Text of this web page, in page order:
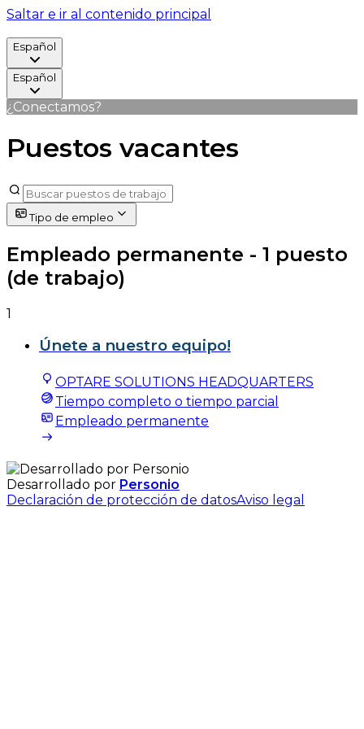
Saltar e ir al contenido principal
Español
Español
¿Conectamos?
Puestos vacantes
Tipo de empleo
Empleado permanente - 1 puesto
(de trabajo)
1
Únete a nuestro equipo!
OPTARE SOLUTIONS HEADQUARTERS
Tiempo completo o tiempo parcial
Empleado permanente
Desarrollado por Personio
Declaración de protección de datosAviso legal